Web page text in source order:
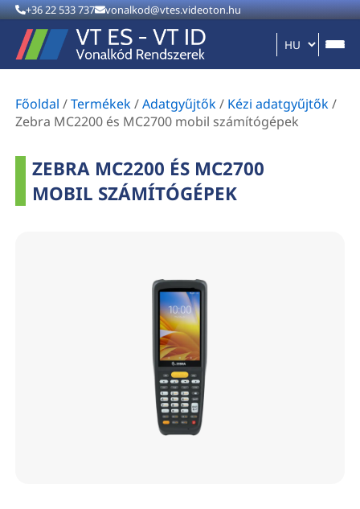
+36 22 533 737 vonalkod@vtes.videoton.hu
Főoldal /Termékek/Adatgyűjtők/ Kézi adatgyűjtők/
Zebra MC2200 és MC2700 mobil számítógépek
ZEBRA MC2200 ÉS MC2700
MOBIL SZÁMÍTÓGÉPEK